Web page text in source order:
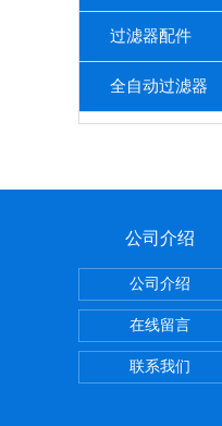
过滤器配件
全自动过滤器
公司介绍
公司介绍
在线留言
联系我们